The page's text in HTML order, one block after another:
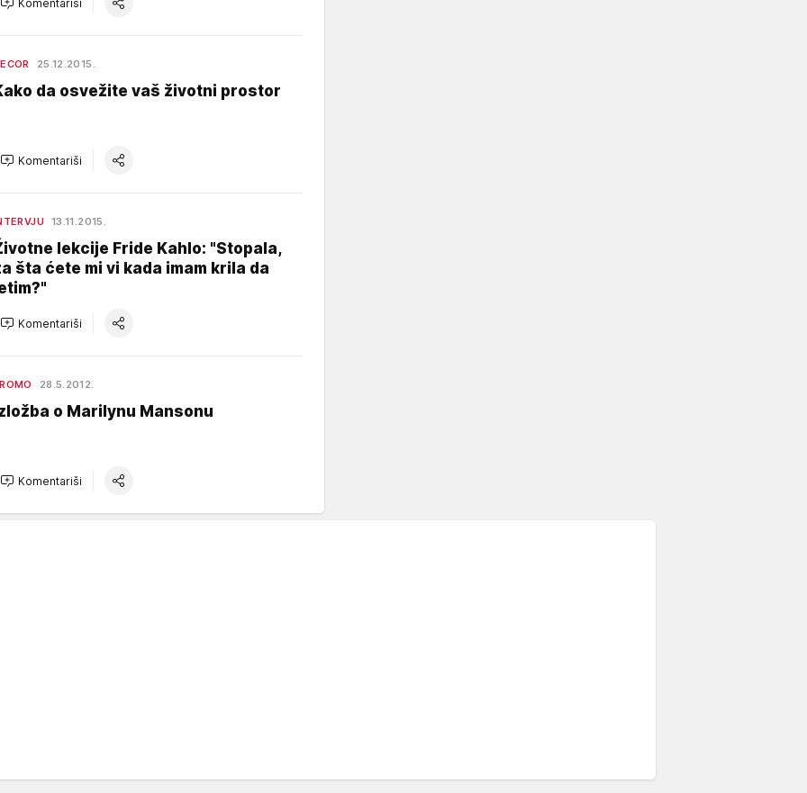
Komentariši
25.12.2015.
da osvežite vaš životni prostor
Komentariši
13.11.2015.
lekcije Fride Kahlo: "Stopala,
šta ćete mi vi kada imam krila da
Komentariši
28.5.2012.
o Marilynu Mansonu
Komentariši